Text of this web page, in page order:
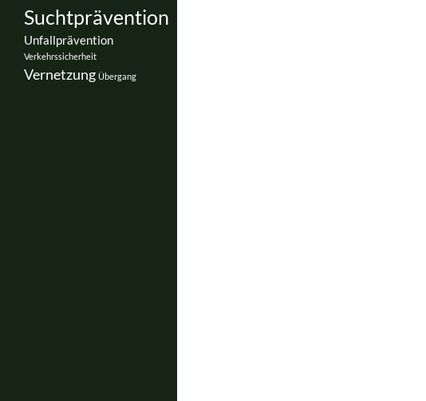
Suchtprävention
Unfallprävention
Verkehrssicherheit
Vernetzung Übergang